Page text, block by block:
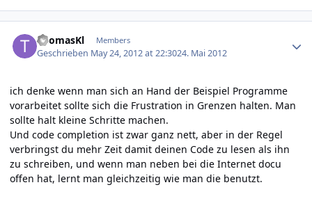
ThomasKl Members
Geschrieben May 24, 2012 at 22:3024. Mai 2012
ich denke wenn man sich an Hand der Beispiel Programme
vorarbeitet sollte sich die Frustration in Grenzen halten. Man
sollte halt kleine Schritte machen.
Und code completion ist zwar ganz nett, aber in der Regel
verbringst du mehr Zeit damit deinen Code zu lesen als ihn
zu schreiben, und wenn man neben bei die Internet docu
offen hat, lernt man gleichzeitig wie man die benutzt.